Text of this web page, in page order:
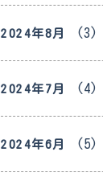
2024年8月 (3)
2024年7月 (4)
2024年6月 (5)